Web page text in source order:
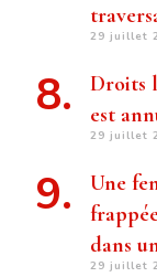
29 juillet
Droits
est
29 juillet
Une
dans
29 juillet